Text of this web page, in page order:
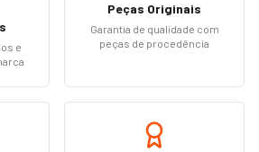
e
Peças Originais
Garantia de qualidade com
peças de procedência